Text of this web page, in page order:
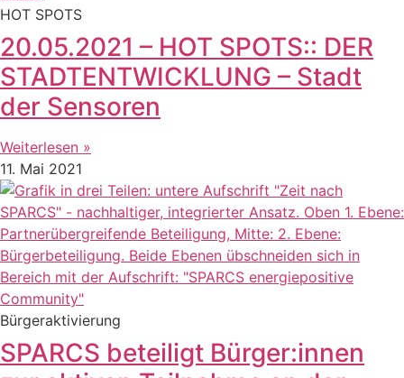
HOT SPOTS
20.05.2021 – HOT SPOTS:: DER
STADTENTWICKLUNG – Stadt
der Sensoren
Weiterlesen »
11. Mai 2021
Bürgeraktivierung
SPARCS beteiligt Bürger:innen